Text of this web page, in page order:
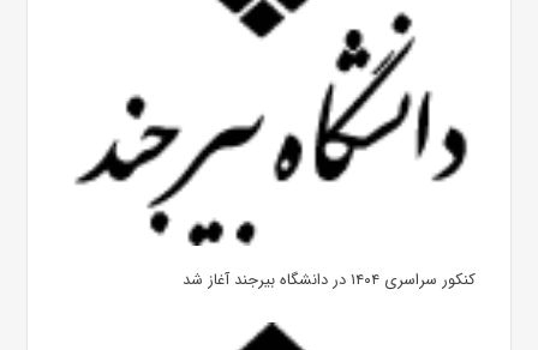
کنکور سراسری ۱۴۰۴ در دانشگاه بیرجند آغاز شد